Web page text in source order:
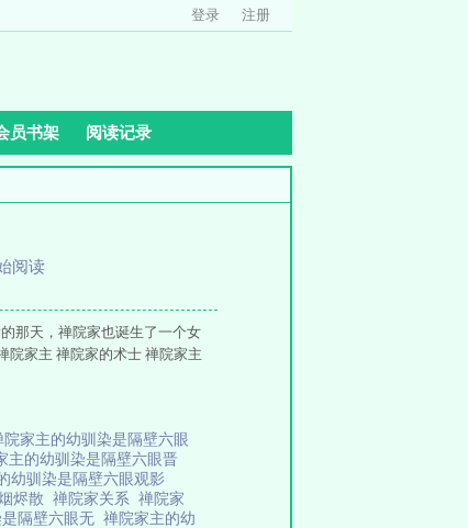
登录 注册
员书架 阅读记录
阅读
那天，禅院家也诞生了一个女
院家主 禅院家的术士 禅院家主
院家主的幼驯染是隔壁六眼
主的幼驯染是隔壁六眼晋
幼驯染是隔壁六眼观影
烬散 禅院家关系 禅院家
隔壁六眼无 禅院家主的幼